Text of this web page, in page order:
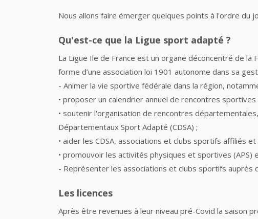
Nous allons faire émerger quelques points à l'ordre du
Qu'est-ce que la Ligue sport adapté ?
La Ligue Ile de France est un organe déconcentré de
forme d’une association loi 1901 autonome dans sa
- Animer la vie sportive fédérale dans la région,
• proposer un calendrier annuel de rencontres sportives
• soutenir l'organisation de rencontres
Départementaux Sport Adapté (CDSA) ;
• aider les CDSA, associations et clubs sportifs affiliés
• promouvoir les activités physiques et sportives
- Représenter les associations et clubs sportifs auprès
Les licences
Après être revenues à leur niveau pré-Covid la saison